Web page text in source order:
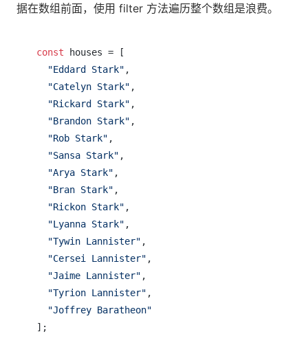
据在数组前面，使用 filter 方法遍历整个数组是浪费。
const houses = [
"Eddard Stark" ,
"Catelyn Stark" ,
"Rickard Stark" ,
"Brandon Stark" ,
"Rob Stark" ,
"Sansa Stark" ,
"Arya Stark" ,
"Bran Stark" ,
"Rickon Stark" ,
"Lyanna Stark" ,
"Tywin Lannister" ,
"Cersei Lannister" ,
"Jaime Lannister" ,
"Tyrion Lannister" ,
"Joffrey Baratheon"
];